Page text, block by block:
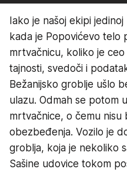
Iako je našoj ekipi
kada je Popovićevo telo
mrtvačnicu, koliko je
tajnosti, svedoči i
Bežanijsko groblje ušlo
ulazu. Odmah se potom
mrtvačnice, o čemu nisu
obezbeđenja. Vozilo je
groblja, koja je nekoliko
Sašine udovice tokom